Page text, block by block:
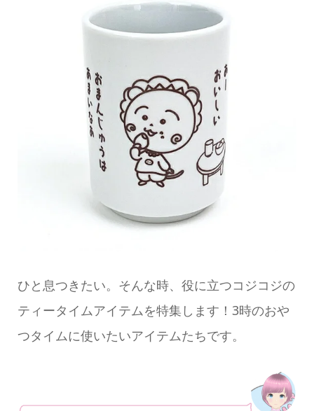
ひと息つきたい。そんな時、役に立つコジコジの
ティータイムアイテムを特集します！3時のおや
つタイムに使いたいアイテムたちです。